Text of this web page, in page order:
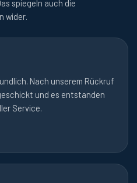
spiegeln auch die
wider.
Nach unserem Rückruf
und es entstanden
Service.